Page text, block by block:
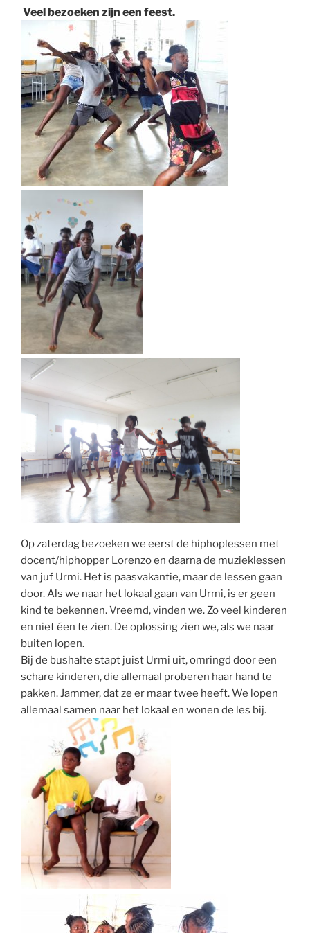
Veel bezoeken zijn een feest.
Op zaterdag bezoeken we eerst de hiphoplessen met
docent/hiphopper Lorenzo en daarna de muzieklessen
van juf Urmi. Het is paasvakantie, maar de lessen gaan
door. Als we naar het lokaal gaan van Urmi, is er geen
kind te bekennen. Vreemd, vinden we. Zo veel kinderen
en niet éen te zien. De oplossing zien we, als we naar
buiten lopen.
Bij de bushalte stapt juist Urmi uit, omringd door een
schare kinderen, die allemaal proberen haar hand te
pakken. Jammer, dat ze er maar twee heeft. We lopen
allemaal samen naar het lokaal en wonen de les bij.